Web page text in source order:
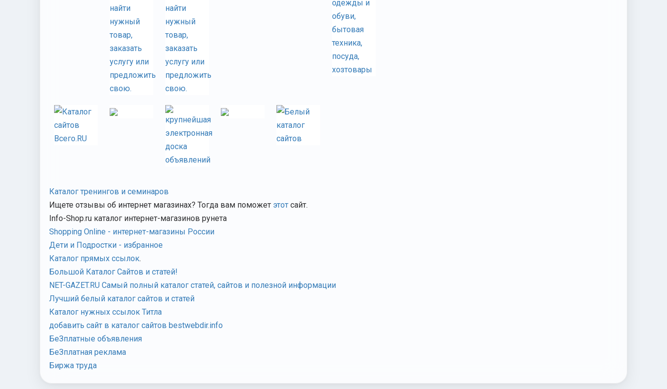
Каталог тренингов и семинаров
Ищете отзывы об интернет магазинах? Тогда вам поможет этот сайт.
Info-Shop.ru каталог интернет-магазинов рунета
Shopping Online - интернет-магазины России
Дети и Подростки - избранное
Каталог прямых ссылок.
Большой Каталог Сайтов и статей!
NET-GAZET.RU Самый полный каталог статей, сайтов и полезной информации
Лучший белый каталог сайтов и статей
Каталог нужных ссылок Титла
добавить сайт в каталог сайтов bestwebdir.info
БеЗплатные объявления
БеЗплатная реклама
Биржа труда